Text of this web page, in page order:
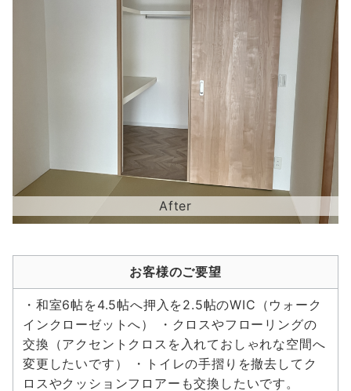
お客様のご要望
・和室6帖を4.5帖へ押入を2.5帖のWIC（ウォーク
インクローゼットへ） ・クロスやフローリングの
交換（アクセントクロスを入れておしゃれな空間へ
変更したいです） ・トイレの手摺りを撤去してク
ロスやクッションフロアーも交換したいです。